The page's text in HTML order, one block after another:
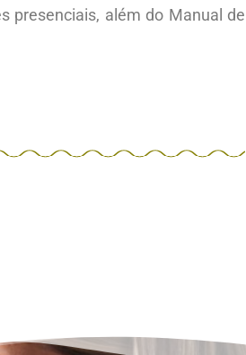
presenciais, além do Manual de